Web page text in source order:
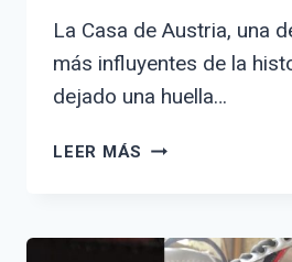
La Casa de Austria, una
más influyentes de la
dejado una huella…
LEER MÁS DESCUBRE